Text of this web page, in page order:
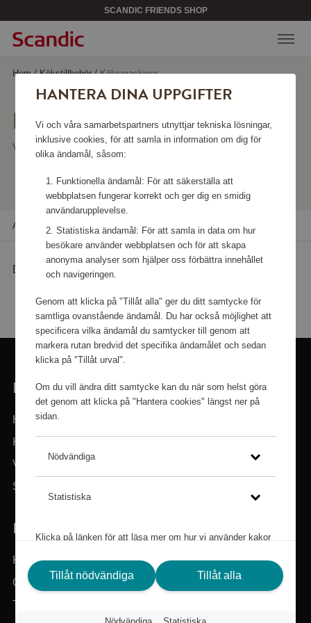
SCANDIC FRIENDS SHOP
Hem/Kökstillbehör/Köksmaskiner
KÖKSMASKINER
Visar 94 produkter
Alla filter Sortera
Det finns inga produkter att visa just nu
HANTERA DINA UPPGIFTER
Vi och våra samarbetspartners utnyttjar tekniska lösningar,
inklusive cookies, för att samla in information om dig för
olika ändamål, såsom:
Funktionella ändamål: För att säkerställa att
webbplatsen fungerar korrekt och ger dig en smidig
användarupplevelse.
Statistiska ändamål: För att samla in data om hur
besökare använder webbplatsen och för att skapa
anonyma analyser som hjälper oss förbättra innehållet
och navigeringen.
Genom att klicka på "Tillåt alla" ger du ditt samtycke för
samtliga ovanstående ändamål. Du har också möjlighet att
specificera vilka ändamål du samtycker till genom att
markera rutan bredvid det specifika ändamålet och sedan
klicka på "Tillåt urval".
Om du vill ändra ditt samtycke kan du när som helst göra
det genom att klicka på "Hantera cookies" längst ner på
sidan.
Nödvändiga
Statistiska
Klicka på länken för att läsa mer om hur vi använder kakor
behandlar personuppgifter.
Integritetspolicy
Tillåt nödvändiga Tillåt alla
LÄNKAR
Hem
Kategorier
Varumärken
Sök i sortimentet
BEHÖVER DU HJÄLP?
Kundservice
Om Scandic Friends
Tillbaka till scandichotels.se